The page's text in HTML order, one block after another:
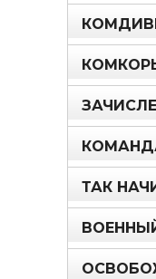
ТАК